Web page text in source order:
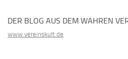
DER BLOG AUS DEM WAHREN
www.vereinskult.de